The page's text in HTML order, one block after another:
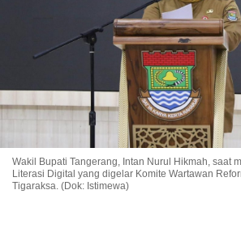
Wakil Bupati Tangerang, Intan Nurul Hikmah, saat
Literasi Digital yang digelar Komite Wartawan
Tigaraksa. (Dok: Istimewa)